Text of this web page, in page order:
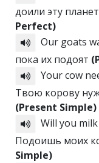
доили эту
Perfect)
Our goats
пока их подоят
Your cow
Твою корову
(Present Simple)
Will you
Подоишь моих
Simple)